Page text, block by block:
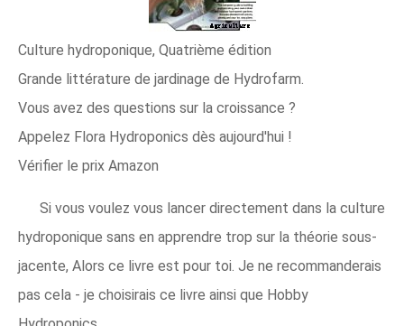
Culture hydroponique, Quatrième édition
Grande littérature de jardinage de Hydrofarm.
Vous avez des questions sur la croissance ?
Appelez Flora Hydroponics dès aujourd'hui !
Vérifier le prix Amazon
Si vous voulez vous lancer directement dans la culture
hydroponique sans en apprendre trop sur la théorie sous-
jacente, Alors ce livre est pour toi. Je ne recommanderais
pas cela - je choisirais ce livre ainsi que Hobby